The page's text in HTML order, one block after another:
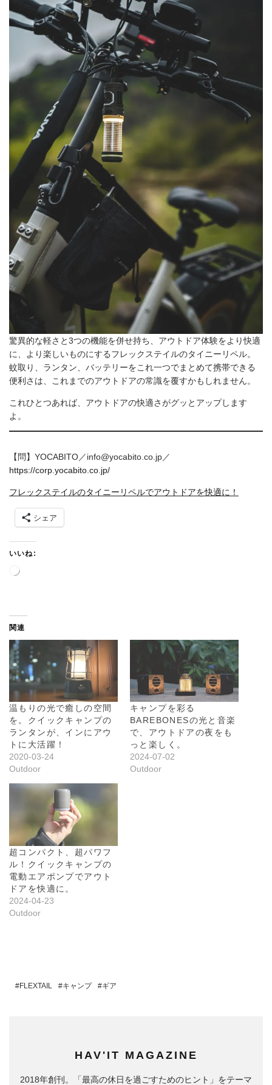
驚異的な軽さと3つの機能を併せ持ち、アウトドア体験をより快適
に、より楽しいものにするフレックステイルのタイニーリペル。
蚊取り、ランタン、バッテリーをこれ一つでまとめて携帯できる
便利さは、これまでのアウトドアの常識を覆すかもしれません。
これひとつあれば、アウトドアの快適さがグッとアップします
よ。
【問】YOCABITO／info@yocabito.co.jp／
https://corp.yocabito.co.jp/
フレックステイルのタイニーリペルでアウトドアを快適に！
シェア
いいね:
読
中
…
関連
温もりの光で癒しの空間
を。クイックキャンプの
ランタンが、インにアウ
トに大活躍！
2020-03-24
Outdoor
キャンプを彩る
BAREBONESの光と音楽
で、アウトドアの夜をも
っと楽しく。
2024-07-02
Outdoor
超コンパクト、超パワフ
ル！クイックキャンプの
電動エアポンプでアウト
ドアを快適に。
2024-04-23
Outdoor
FLEXTAIL キャンプ ギア
HAV'IT MAGAZINE
2018年創刊。「最高の休日を過ごすためのヒント」をテーマ